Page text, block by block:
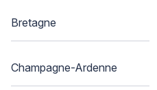
Bretagne
Champagne-Ardenne